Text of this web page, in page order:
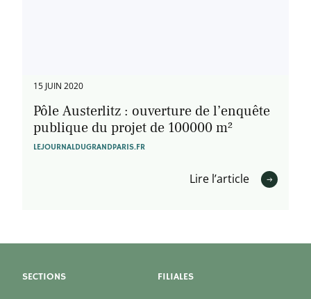
15 JUIN 2020
Pôle Austerlitz : ouverture de l’enquête
publique du projet de 100000 m²
LEJOURNALDUGRANDPARIS.FR
Lire l’article
SECTIONS FILIALES